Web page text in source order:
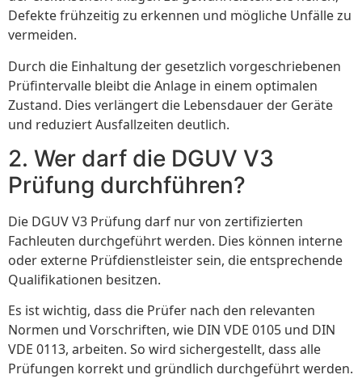
Defekte frühzeitig zu erkennen und mögliche Unfälle zu
vermeiden.
Durch die Einhaltung der gesetzlich vorgeschriebenen
Prüfintervalle bleibt die Anlage in einem optimalen
Zustand. Dies verlängert die Lebensdauer der Geräte
und reduziert Ausfallzeiten deutlich.
2. Wer darf die DGUV V3
Prüfung durchführen?
Die DGUV V3 Prüfung darf nur von zertifizierten
Fachleuten durchgeführt werden. Dies können interne
oder externe Prüfdienstleister sein, die entsprechende
Qualifikationen besitzen.
Es ist wichtig, dass die Prüfer nach den relevanten
Normen und Vorschriften, wie DIN VDE 0105 und DIN
VDE 0113, arbeiten. So wird sichergestellt, dass alle
Prüfungen korrekt und gründlich durchgeführt werden.